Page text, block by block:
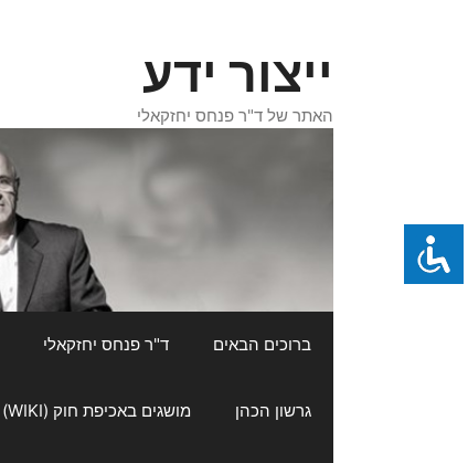
ייצור ידע
האתר של ד"ר פנחס יחזקאלי
ברוכים הבאים ד"ר פנחס יחזקאלי
גרשון הכהן מושגים באכיפת חוק (WIKI)